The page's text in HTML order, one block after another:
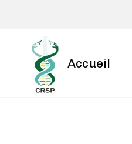
Accueil